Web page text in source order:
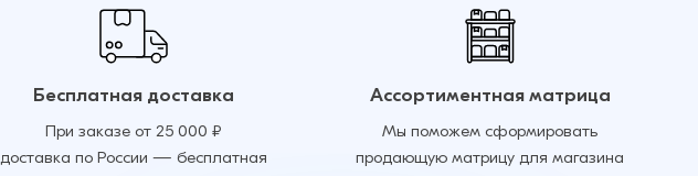
Бесплатная доставка
При заказе от 25 000 ₽
доставка по России — бесплатная
Ассортиментная матрица
Мы поможем сформировать
продающую матрицу для магазина